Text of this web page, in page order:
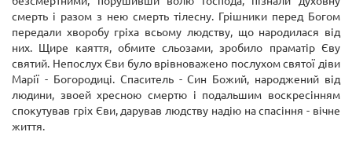
смерть і разом з нею смерть тілесну. Грішники перед Богом
передали хворобу гріха всьому людству, що народилася від
них. Щире каяття, обмите сльозами, зробило праматір Єву
святий. Непослух Єви було врівноважено послухом святої діви
Марії - Богородиці. Спаситель - Син Божий, народжений від
людини, звоей хресною смертю і подальшим воскресінням
спокутував гріх Єви, дарував людству надію на спасіння - вічне
життя.